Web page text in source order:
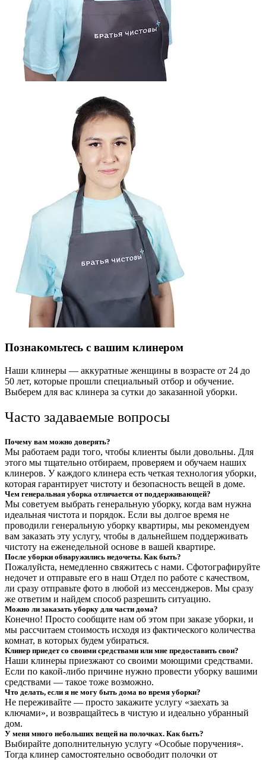
Познакомьтесь с вашим клинером
Наши клинеры — аккуратные женщины в возрасте от 24 до
50 лет, которые прошли специальный отбор и обучение.
Выберем для вас клинера за сутки до заказанной уборки.
Часто задаваемые вопросы
Почему вам можно доверять?
Мы работаем ради того, чтобы клиенты были довольны. Для
этого мы тщательно отбираем, проверяем и обучаем наших
клинеров. У каждого клинера есть четкая технология уборки,
которая гарантирует чистоту и безопасность вещей в доме.
Чем генеральная уборка отличается от поддерживающей?
Мы советуем выбрать генеральную уборку, когда вам нужна
идеальная чистота и порядок. Если вы долгое время не
проводили генеральную уборку квартиры, мы рекомендуем
вам заказать эту услугу, чтобы в дальнейшем поддерживать
чистоту на еженедельной основе в вашей квартире.
После уборки обнаружились недочеты. Как быть?
Пожалуйста, немедленно свяжитесь с нами. Сфотографируйте
недочет и отправьте его в наш Отдел по работе с качеством,
ли сразу отправьте фото в любой из мессенджеров. Мы сразу
же ответим и найдем способ разрешить ситуацию.
Можно ли заказать уборку для части дома?
Конечно! Просто сообщите нам об этом при заказе уборки, и
мы рассчитаем стоимость исходя из фактического количества
комнат, в которых будем убираться.
Клинер приедет со своими средствами или мне предоставить свои?
Наши клинеры приезжают со своими моющими средствами.
Если по какой-либо причине нужно провести уборку вашими
средствами — такое тоже возможно.
Что делать, если я не могу быть дома во время уборки?
Не переживайте — просто закажите услугу «заехать за
ключами», и возвращайтесь в чистую и идеально убранный
дом.
У меня много небольших вещей на полочках. Как быть?
Выбирайте дополнительную услугу «Особые поручения».
Тогда клинер самостоятельно освободит полочки от